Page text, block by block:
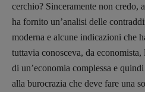
Recensioni
cerchio? Sinceramente non credo,
ha fornito un’analisi delle
moderna e alcune indicazioni che
tuttavia conosceva, da
di un’economia complessa e
alla burocrazia che deve fare una